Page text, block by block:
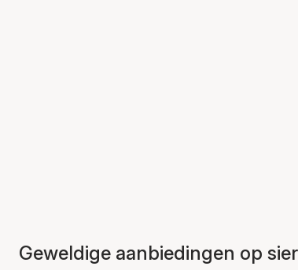
Geweldige aanbiedingen op